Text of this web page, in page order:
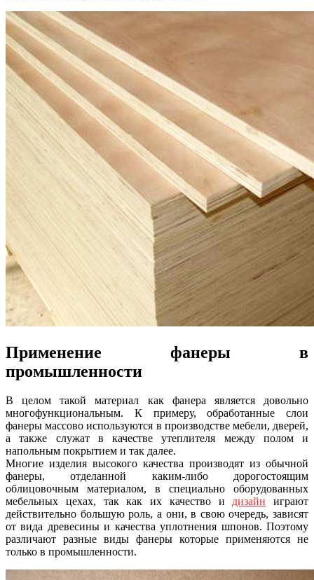
Применение фанеры в
промышленности
В целом такой материал как фанера является довольно
многофункциональным. К примеру, обработанные слои
фанеры массово используются в производстве мебели, дверей,
а также служат в качестве утеплителя между полом и
напольным покрытием и так далее.
Многие изделия высокого качества производят из обычной
фанеры, отделанной каким-либо дорогостоящим
облицовочным материалом, в специально оборудованных
мебельных цехах, так как их качество идизайн играют
действительно большую роль, а они, в свою очередь, зависят
от вида древесины и качества уплотнения шпонов. Поэтому
различают разные виды фанеры которые применяются не
только в промышленности.